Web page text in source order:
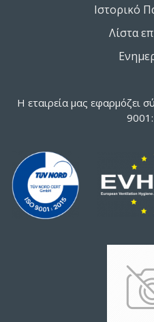
Ιστορικό
Λίστα
Η εταιρεία μας εφαρμόζει